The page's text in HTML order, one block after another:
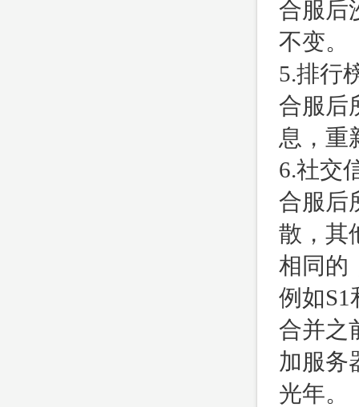
合服后
不变。
5.排
合服后
息，重
6.社
合服后
散，其
相同的
例如S1
合并之
加服务
光年。